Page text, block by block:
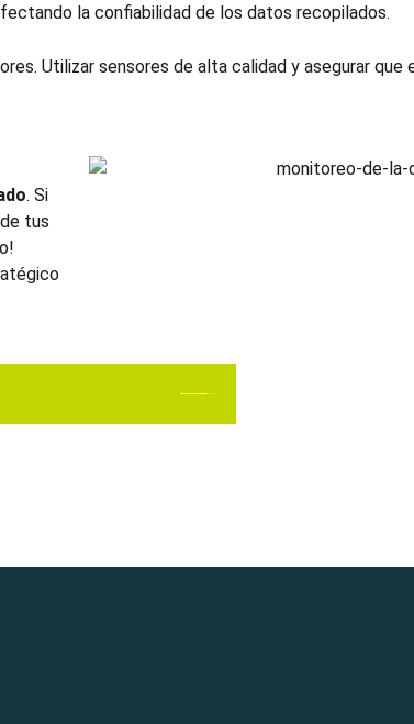
la confiabilidad de los datos recopilados.
Utilizar sensores de alta calidad y asegurar
. Si
tus